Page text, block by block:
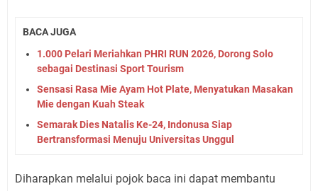
BACA JUGA
1.000 Pelari Meriahkan PHRI RUN 2026, Dorong Solo
sebagai Destinasi Sport Tourism
Sensasi Rasa Mie Ayam Hot Plate, Menyatukan Masakan
Mie dengan Kuah Steak
Semarak Dies Natalis Ke-24, Indonusa Siap
Bertransformasi Menuju Universitas Unggul
Diharapkan melalui pojok baca ini dapat membantu